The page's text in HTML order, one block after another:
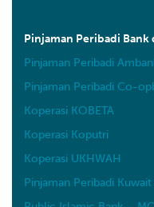
Pinjaman Peribadi Bank
Pinjaman Peribadi
Pinjaman Peribadi Co-
Koperasi KOBETA
Koperasi Koputri
Koperasi UKHWAH
Pinjaman Peribadi